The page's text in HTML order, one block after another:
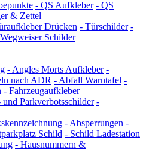
- QS Aufkleber - QS
& Zettel
Drücken - Türschilder -
Wegweiser Schilder
- Angles Morts Aufkleber -
nach ADR - Abfall Warntafel -
- Fahrzeugaufkleber
und Parkverbotsschilder -
- Absperrungen -
Schild - Schild Ladestation
- Hausnummern &